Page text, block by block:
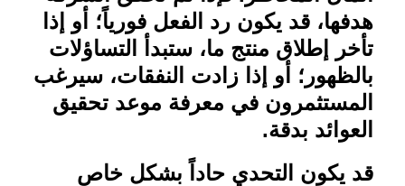
هدفها، قد يكون رد الفعل فورياً؛ أو إذا
تأخر إطلاق منتج ما، ستبدأ التساؤلات
بالظهور؛ أو إذا زادت النفقات، سيرغب
المستثمرون في معرفة موعد تحقيق
العوائد بدقة.
قد يكون التحدي حاداً بشكل خاص